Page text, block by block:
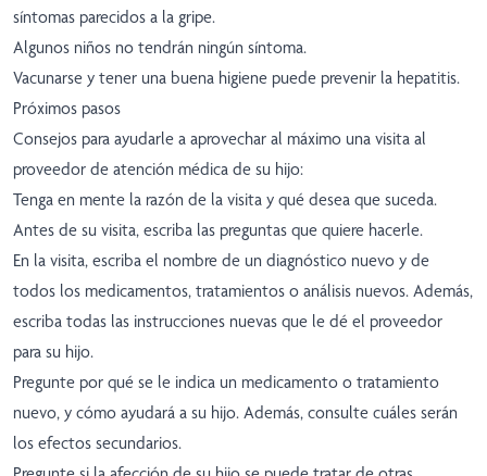
síntomas parecidos a la gripe.
Algunos niños no tendrán ningún síntoma.
Vacunarse y tener una buena higiene puede prevenir la hepatitis.
Próximos pasos
Consejos para ayudarle a aprovechar al máximo una visita al
proveedor de atención médica de su hijo:
Tenga en mente la razón de la visita y qué desea que suceda.
Antes de su visita, escriba las preguntas que quiere hacerle.
En la visita, escriba el nombre de un diagnóstico nuevo y de
todos los medicamentos, tratamientos o análisis nuevos. Además,
escriba todas las instrucciones nuevas que le dé el proveedor
para su hijo.
Pregunte por qué se le indica un medicamento o tratamiento
nuevo, y cómo ayudará a su hijo. Además, consulte cuáles serán
los efectos secundarios.